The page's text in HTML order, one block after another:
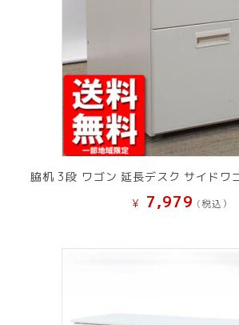
脇机 3段 ワゴン 延長デスク サイドワ
¥ 7,979 (税込）